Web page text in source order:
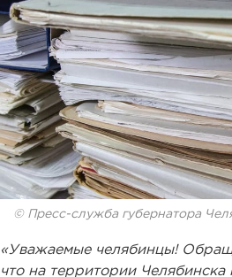
© Пресс-служба губернатора
«Уважаемые челябинцы!
что на территории